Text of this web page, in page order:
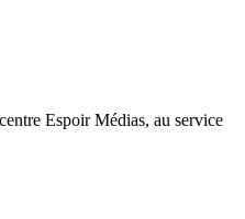
Espoir Médias, au service